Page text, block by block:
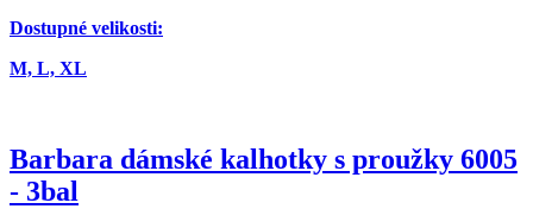
Dostupné velikosti:
M, L, XL
Barbara dámské kalhotky s proužky 6005
- 3bal